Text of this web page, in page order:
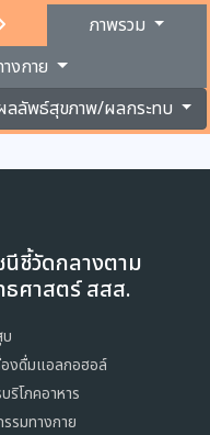
ภาพรวม
งกาย
ลลัพธ์สุขภาพ/ผลกระทบ
ชี้วัดกลางตาม
ศาสตร์ สสส.
องดื่มแอลกอฮอล์
ริโภคอาหาร
รมทางกาย